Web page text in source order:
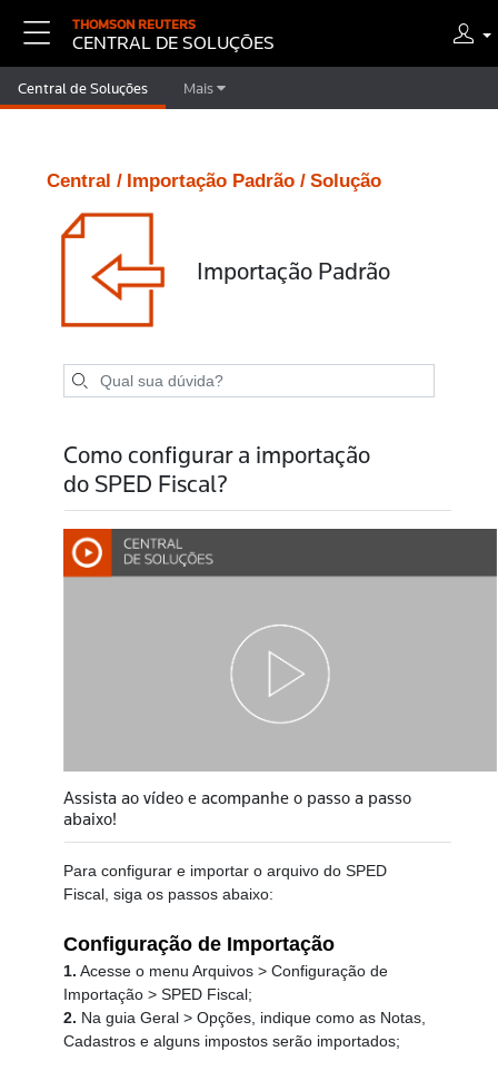
THOMSON REUTERS
CENTRAL DE SOLUÇÕES
Central de Soluções Mais
Central / Importação Padrão / Solução
Importação Padrão
Como configurar a importação
do SPED Fiscal?
Assista ao vídeo e acompanhe o passo a passo
abaixo!
Para configurar e importar o arquivo do SPED
Fiscal, siga os passos abaixo:
Configuração de Importação
1. Acesse o menu Arquivos > Configuração de
Importação > SPED Fiscal;
2. Na guia Geral > Opções, indique como as Notas,
Cadastros e alguns impostos serão importados;